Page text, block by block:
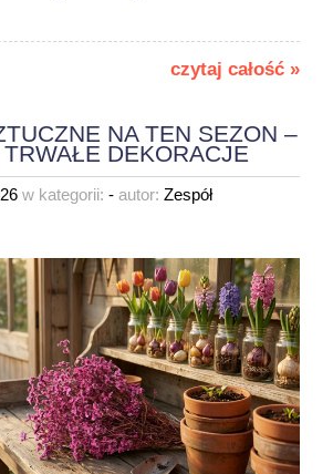
czytaj całość »
NA TEN SEZON –
DEKORACJE
w kategorii: - autor: Zespół